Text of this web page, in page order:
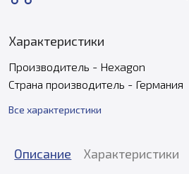
Характеристики
Производитель - Hexagon
Страна производитель - Германия
Все характеристики
Описание Характеристики